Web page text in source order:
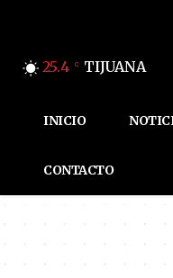
25.4 C TIJUANA
INICIO
CONTACTO